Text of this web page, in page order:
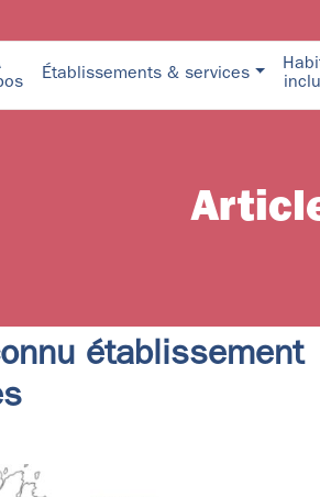
Établissements & services
établissement